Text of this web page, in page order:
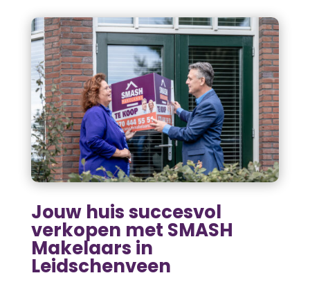
Jouw huis succesvol
verkopen met SMASH
Makelaars in
Leidschenveen